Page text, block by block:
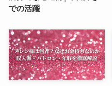
での活躍